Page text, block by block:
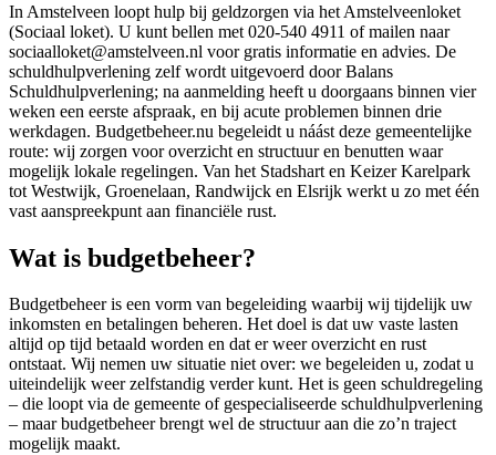
In Amstelveen loopt hulp bij geldzorgen via het Amstelveenloket
(Sociaal loket). U kunt bellen met 020-540 4911 of mailen naar
sociaalloket@amstelveen.nl voor gratis informatie en advies. De
schuldhulpverlening zelf wordt uitgevoerd door Balans
Schuldhulpverlening; na aanmelding heeft u doorgaans binnen vier
weken een eerste afspraak, en bij acute problemen binnen drie
werkdagen. Budgetbeheer.nu begeleidt u náást deze gemeentelijke
route: wij zorgen voor overzicht en structuur en benutten waar
mogelijk lokale regelingen. Van het Stadshart en Keizer Karelpark
tot Westwijk, Groenelaan, Randwijck en Elsrijk werkt u zo met één
vast aanspreekpunt aan financiële rust.
Wat is budgetbeheer?
Budgetbeheer is een vorm van begeleiding waarbij wij tijdelijk uw
inkomsten en betalingen beheren. Het doel is dat uw vaste lasten
altijd op tijd betaald worden en dat er weer overzicht en rust
ontstaat. Wij nemen uw situatie niet over: we begeleiden u, zodat u
uiteindelijk weer zelfstandig verder kunt. Het is geen schuldregeling
– die loopt via de gemeente of gespecialiseerde schuldhulpverlening
– maar budgetbeheer brengt wel de structuur aan die zo’n traject
mogelijk maakt.